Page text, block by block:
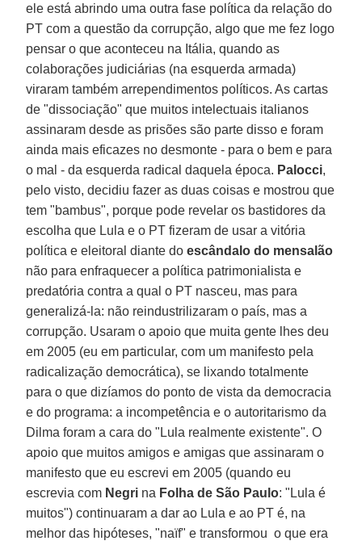
ele está abrindo uma outra fase política da relação do
PT com a questão da corrupção, algo que me fez logo
pensar o que aconteceu na Itália, quando as
colaborações judiciárias (na esquerda armada)
viraram também arrependimentos políticos. As cartas
de "dissociação" que muitos intelectuais italianos
assinaram desde as prisões são parte disso e foram
ainda mais eficazes no desmonte - para o bem e para
o mal - da esquerda radical daquela época. Palocci,
pelo visto, decidiu fazer as duas coisas e mostrou que
tem "bambus", porque pode revelar os bastidores da
escolha que Lula e o PT fizeram de usar a vitória
política e eleitoral diante doescândalo do mensalão
não para enfraquecer a política patrimonialista e
predatória contra a qual o PT nasceu, mas para
generalizá-la: não reindustrilizaram o país, mas a
corrupção. Usaram o apoio que muita gente lhes deu
em 2005 (eu em particular, com um manifesto pela
radicalização democrática), se lixando totalmente
para o que dizíamos do ponto de vista da democracia
e do programa: a incompetência e o autoritarismo da
Dilma foram a cara do "Lula realmente existente". O
apoio que muitos amigos e amigas que assinaram o
manifesto que eu escrevi em 2005 (quando eu
escrevia com Negri na Folha de São Paulo: "Lula é
muitos") continuaram a dar ao Lula e ao PT é, na
melhor das hipóteses, "naïf" e transformou o que era